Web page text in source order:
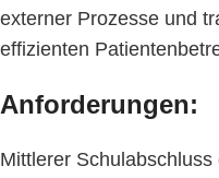
externer Prozesse und
effizienten
Anforderungen:
Mittlerer Schulabschluss